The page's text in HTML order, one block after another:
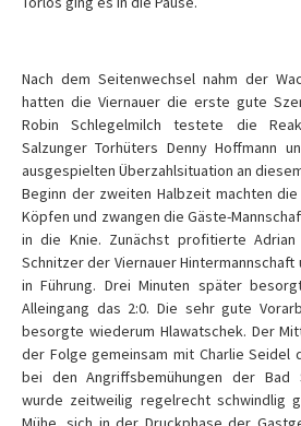
Nach dem Seitenwechsel nahm der
hatten die Viernauer die erste gute
Robin Schlegelmilch testete die
Salzunger Torhüters Denny Hoffmann
ausgespielten Überzahlsituation an
Beginn der zweiten Halbzeit machten
Köpfen und zwangen die Gäste-
in die Knie. Zunächst profitierte Adrian
Schnitzer der Viernauer
in Führung. Drei Minuten später
Alleingang das 2:0. Die sehr gute
besorgte wiederum Hlawatschek. Der
der Folge gemeinsam mit Charlie Seidel
bei den Angriffsbemühungen der Bad
wurde zeitweilig regelrecht schwindlig